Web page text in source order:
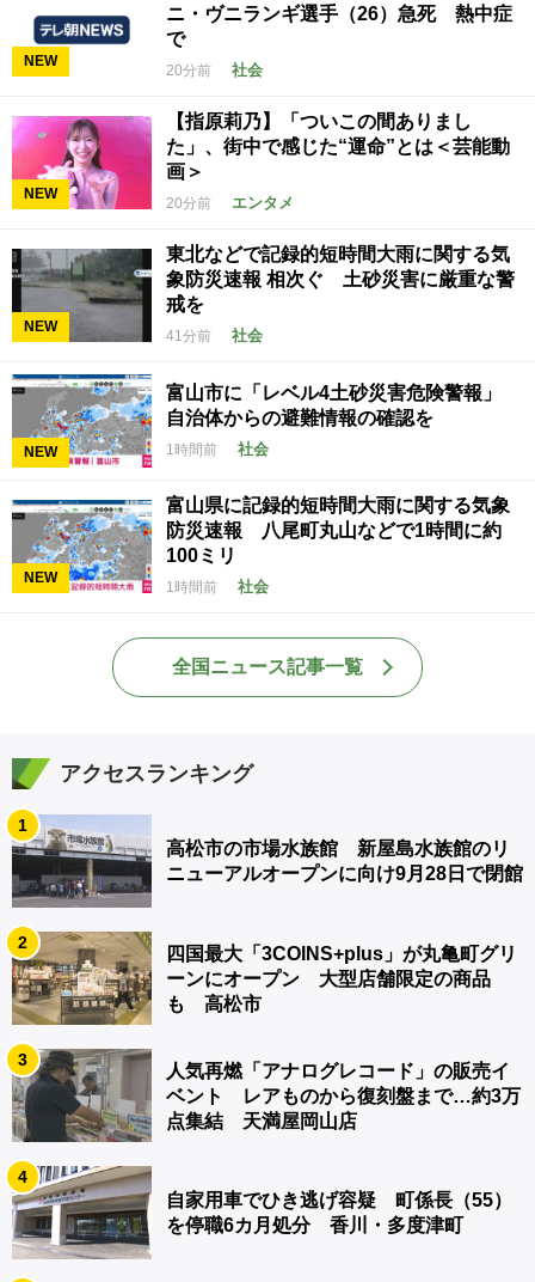
NEW
ニ・ヴニランギ選手（26）急死 熱中症
で
20分前 社会
NEW
【指原莉乃】「ついこの間ありまし
た」、街中で感じた“運命”とは＜芸能動
画＞
20分前 エンタメ
NEW
東北などで記録的短時間大雨に関する気
象防災速報 相次ぐ 土砂災害に厳重な警
戒を
41分前 社会
NEW
富山市に「レベル4土砂災害危険警報」
自治体からの避難情報の確認を
1時間前 社会
NEW
富山県に記録的短時間大雨に関する気象
防災速報 八尾町丸山などで1時間に約
100ミリ
1時間前 社会
全国ニュース記事一覧
アクセスランキング
1
高松市の市場水族館 新屋島水族館のリ
ニューアルオープンに向け9月28日で閉館
2
四国最大「3COINS+plus」が丸亀町グリ
ーンにオープン 大型店舗限定の商品
も 高松市
3
人気再燃「アナログレコード」の販売イ
ベント レアものから復刻盤まで…約3万
点集結 天満屋岡山店
4
自家用車でひき逃げ容疑 町係長（55）
を停職6カ月処分 香川・多度津町